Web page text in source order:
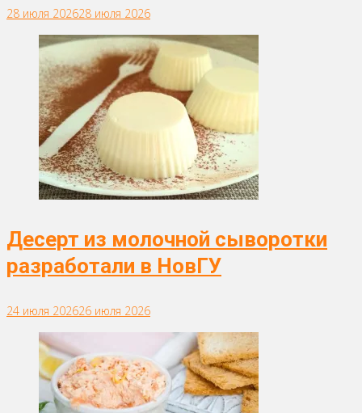
28 июля 202628 июля 2026
Десерт из молочной сыворотки
разработали в НовГУ
24 июля 202626 июля 2026